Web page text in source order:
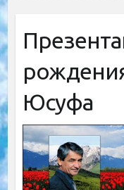
Юсуфа